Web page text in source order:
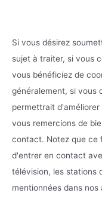
Si vous désirez
sujet à traiter, si vous
vous bénéficiez de
généralement, si vous
permettrait
vous remercions de
contact. Notez que ce
d'entrer en contact
télévision, les stations
mentionnées dans nos